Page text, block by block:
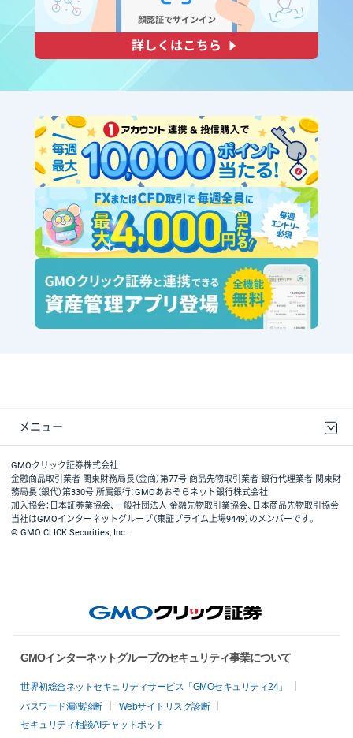
メニュー
取引規程・約款
最良執行方針
ディスクレイマー
リスク説明
GMOクリック証券ホームページ
GMOクリック証券株式会社
金融商品取引業者 関東財務局長（金商）第77号 商品先物取引業者 銀行代理業者 関東財
務局長（銀代）第330号 所属銀行：GMOあおぞらネット銀行株式会社
加入協会：日本証券業協会、一般社団法人 金融先物取引業協会、日本商品先物取引協会
当社はGMOインターネットグループ（東証プライム上場9449）のメンバーです。
© GMO CLICK Securities, Inc.
GMOインターネットグループのセキュリティ事業について
世界初総合ネットセキュリティサービス「GMOセキュリティ24」
パスワード漏洩診断
Webサイトリスク診断
セキュリティ相談AIチャットボット